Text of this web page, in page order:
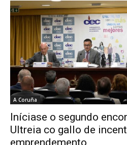
A Coruña
Iníciase o segundo
Ultreia co gallo de
emprendemento